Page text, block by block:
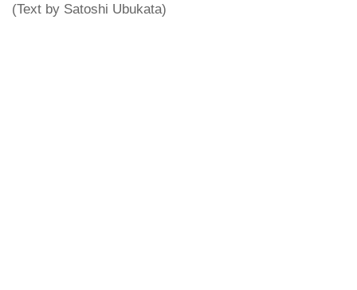
掛けカレンダー」を100名さまに抽選
(Text by Satoshi Ubukata)